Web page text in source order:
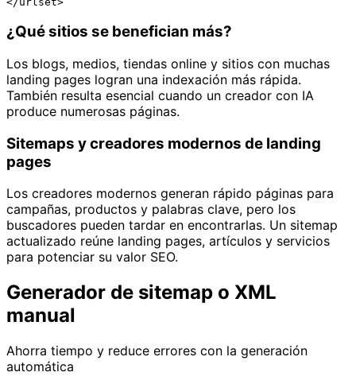
¿Qué sitios se benefician más?
Los blogs, medios, tiendas online y sitios con muchas
landing pages logran una indexación más rápida.
También resulta esencial cuando un creador con IA
produce numerosas páginas.
Sitemaps y creadores modernos de landing
pages
Los creadores modernos generan rápido páginas para
campañas, productos y palabras clave, pero los
buscadores pueden tardar en encontrarlas. Un sitemap
actualizado reúne landing pages, artículos y servicios
para potenciar su valor SEO.
Generador de sitemap o XML
manual
Ahorra tiempo y reduce errores con la generación
automática